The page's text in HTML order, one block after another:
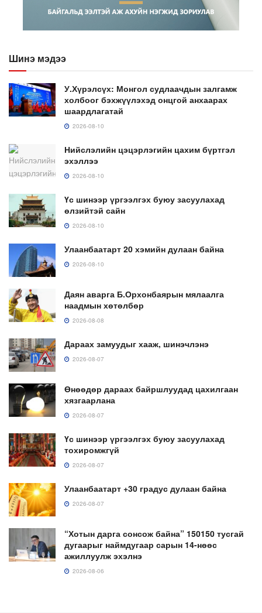
Шинэ мэдээ
У.Хүрэлсүх: Монгол судлаачдын залгамж
холбоог бэхжүүлэхэд онцгой анхаарах
шаардлагатай
2026-08-10
Нийслэлийн цэцэрлэгийн цахим бүртгэл
эхэллээ
2026-08-10
Үс шинээр үргээлгэх буюу засуулахад
өлзийтэй сайн
2026-08-10
Улаанбаатарт 20 хэмийн дулаан байна
2026-08-10
Даян аварга Б.Орхонбаярын мялаалга
наадмын хөтөлбөр
2026-08-08
Дараах замуудыг хааж, шинэчлэнэ
2026-08-07
Өнөөдөр дараах байршлуудад цахилгаан
хязгаарлана
2026-08-07
Үс шинээр үргээлгэх буюу засуулахад
тохиромжгүй
2026-08-07
Улаанбаатарт +30 градус дулаан байна
2026-08-07
“Хотын дарга сонсож байна” 150150 тусгай
дугаарыг наймдугаар сарын 14-нөөс
ажиллуулж эхэлнэ
2026-08-06